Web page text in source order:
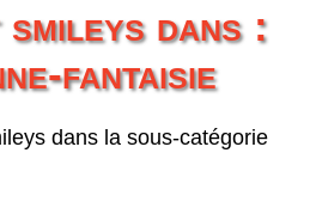
dans :
fantaisie
dans la sous-catégorie